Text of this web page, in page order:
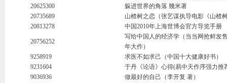
20625300
躲进世界的角落 幾米著
20735689
山楂树之恋（张艺谋执导电影《山楂
20813278
中国2010年上海世博会官方导览手册
20756252
写给中国人的经济学（当当网抢鲜发
年大作）
9258919
求医不如求己（中国十大健康好书）
9231604
于丹《论语》心得(易中天作序强力推
9036936
做最好的自己（李开复 著）